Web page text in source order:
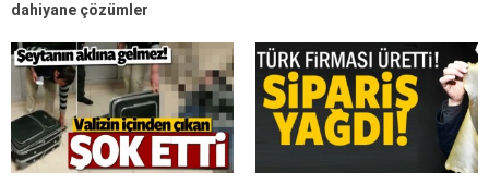
dahiyane çözümler